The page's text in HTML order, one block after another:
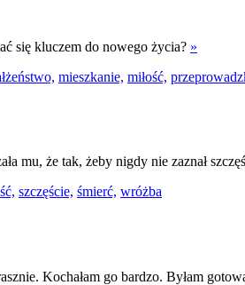
się kluczem do nowego życia? »
mieszkanie, miłość,
mu, że tak, żeby nigdy nie zaznał
szczęście, śmierć, wróżba
Kochałam go bardzo. Byłam